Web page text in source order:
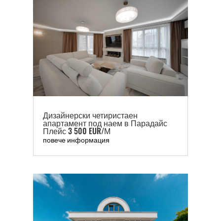
Дизайнерски четиристаен
апартамент под наем в Парадайс
Плейс 3 500 EUR/М
повече информация